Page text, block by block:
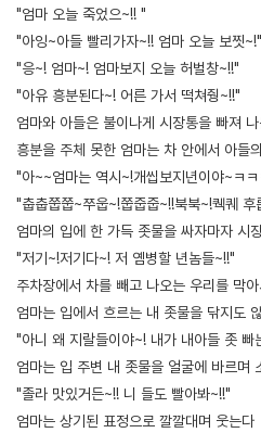
"엄마 오늘 죽었으~!! "
"아잉~아들 빨리가자~!! 엄마 오늘 보찟~!"
"응~! 엄마~! 엄마보지 오늘 허벌창~!!"
"아유 흥분된다~! 어른 가서 떡쳐줭~!!"
엄마와 아들은 불이나게 시장통을 빠져
흥분을 주체 못한 엄마는 차 안에서 아들
"아~~엄마는 역시~!개씹보지년이야~ㅋ
"춥춥쭙쭙~쭈웁~!쭙줍줍~!!북북~!퀙퀘 후
엄마의 입에 한 가득 좃물을 싸자마자 시
"저기~!저기다~! 저 옘병할 년놈들~!!"
주차장에서 차를 빼고 나오는 우리를 막
엄마는 입에서 흐르는 내 좃물을 닦지도
"아니 왜 지랄들이야~! 내가 내아들 좃 빠
엄마는 입 주변 내 좃물을 얼굴에 바르며
"졸라 맛있거든~!! 니 들도 빨아봐~!!"
엄마는 상기된 표정으로 깔깔대며 웃는다